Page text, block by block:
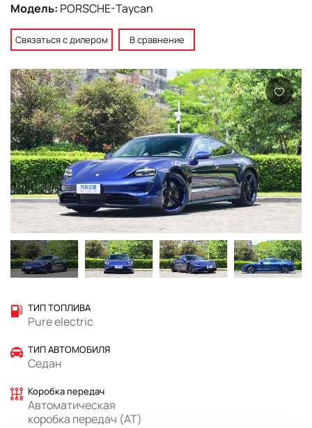
Модель: PORSCHE-Taycan
Связаться с дилером В сравнение
ТИП ТОПЛИВА
Pure electric
ТИП АВТОМОБИЛЯ
Седан
Коробка передач
Автоматическая
коробка передач (AT)